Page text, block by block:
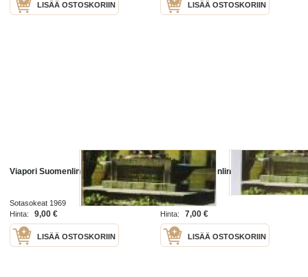
LISÄÄ OSTOSKORIIN LISÄÄ OSTOSKORIIN
Viapori Suomenlinna
Sotasokeat 1969
Hinta:
9,00 €
LISÄÄ OSTOSKORIIN
Viapori Suomenlinna
Sotasokeat 1969
Hinta:
7,00 €
LISÄÄ OSTOSKORIIN